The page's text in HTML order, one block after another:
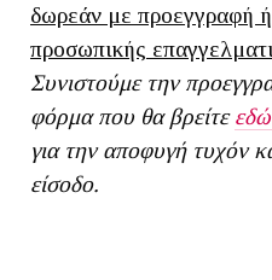
δωρεάν με προεγγραφή ή
προσωπικής
Συνιστούμε την
φόρμα που θα βρείτεεδώ
για την αποφυγή τυχόν
είσοδο.